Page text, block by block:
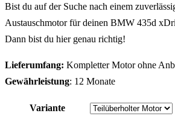
Bist du auf der Suche nach einem
Austauschmotor für deinen BMW 435d
Dann bist du hier genau richtig!
Lieferumfang: Kompletter Motor ohne
Gewährleistung: 12 Monate
Variante